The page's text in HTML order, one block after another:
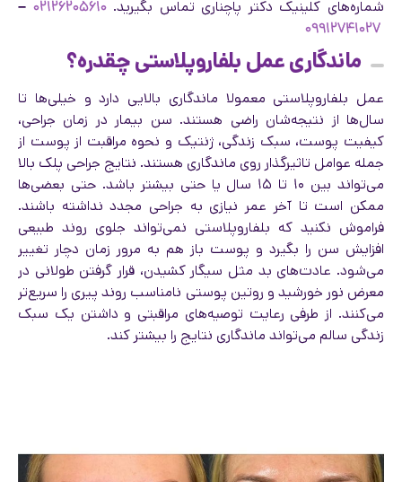
شماره‌های کلینیک دکتر پاچناری تماس بگیرید.۰۲۱۲۶۲۰۵۶۱۰ –
۰۹۹۱۲۷۴۱۰۲۷
ماندگاری عمل بلفاروپلاستی چقدره؟
عمل بلفاروپلاستی معمولا ماندگاری بالایی دارد و خیلی‌ها تا
سال‌ها از نتیجه‌شان راضی هستند. سن بیمار در زمان جراحی،
کیفیت پوست، سبک زندگی،‌ ژنتیک و نحوه مراقبت از پوست از
جمله عوامل تاثیرگذار روی ماندگاری هستند. نتایج جراحی پلک بالا
می‌تواند بین ۱۰ تا ۱۵ سال یا حتی بیشتر باشد. حتی بعضی‌ها
ممکن است تا آخر عمر نیازی به جراحی مجدد نداشته باشند.
فراموش نکنید که بلفاروپلاستی نمی‌تواند جلوی روند طبیعی
افزایش سن را بگیرد و پوست باز هم به مرور زمان دچار تغییر
می‌شود. عادت‌های بد مثل سیگار کشیدن، قرار گرفتن طولانی در
معرض نور خورشید و روتین پوستی نامناسب روند پیری را سریع‌تر
می‌کنند. از طرفی رعایت توصیه‌های مراقبتی و داشتن یک سبک
زندگی سالم می‌تواند ماندگاری نتایج را بیشتر کند.